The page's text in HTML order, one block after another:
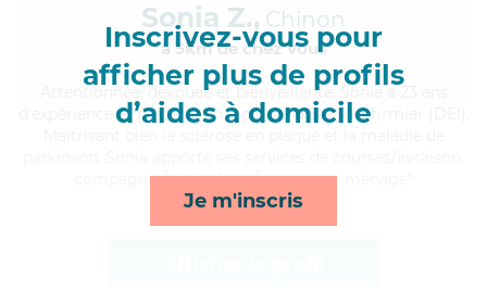
Inscrivez-vous pour
afficher plus de profils
d’aides à domicile
Je m'inscris
Sonia Z., Chinon
à 5km de chez Vous
, dévouée et bienveillante, Sonia a 23 ans
d'expérience et possède un diplôme d'Etat d'infirmier (DEI).
compagnie/loisirs, lever/coucher et ménage*